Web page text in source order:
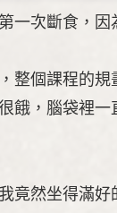
一次斷食，
整個課程的
餓，腦袋裡
竟然坐得滿